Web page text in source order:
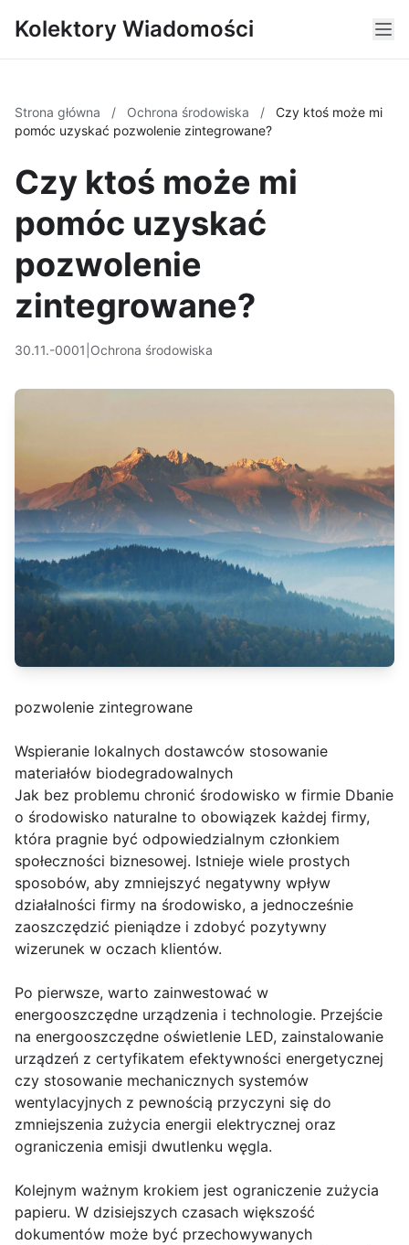
Kolektory Wiadomości
Strona główna / Ochrona środowiska /
Czy ktoś może mi
pomóc uzyskać pozwolenie zintegrowane?
Czy ktoś może mi
pomóc uzyskać
pozwolenie
zintegrowane?
30.11.-0001 Ochrona środowiska
pozwolenie zintegrowane
Wspieranie lokalnych dostawców stosowanie
materiałów biodegradowalnych
Jak bez problemu chronić środowisko w firmie Dbanie
o środowisko naturalne to obowiązek każdej firmy,
która pragnie być odpowiedzialnym członkiem
społeczności biznesowej. Istnieje wiele prostych
sposobów, aby zmniejszyć negatywny wpływ
działalności firmy na środowisko, a jednocześnie
zaoszczędzić pieniądze i zdobyć pozytywny
wizerunek w oczach klientów.
Po pierwsze, warto zainwestować w
energooszczędne urządzenia i technologie. Przejście
na energooszczędne oświetlenie LED, zainstalowanie
urządzeń z certyfikatem efektywności energetycznej
czy stosowanie mechanicznych systemów
wentylacyjnych z pewnością przyczyni się do
zmniejszenia zużycia energii elektrycznej oraz
ograniczenia emisji dwutlenku węgla.
Kolejnym ważnym krokiem jest ograniczenie zużycia
papieru. W dzisiejszych czasach większość
dokumentów może być przechowywanych